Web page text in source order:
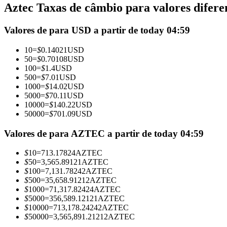
Futuros usando USDC como garantia
Copiar Trading
Junte-se aos principais traders
Aztec Taxas de câmbio para valores
Valores de para USD a partir de today 04:59
10=$0.14021USD
50=$0.70108USD
100=$1.4USD
500=$7.01USD
1000=$14.02USD
5000=$70.11USD
10000=$140.22USD
50000=$701.09USD
Valores de para AZTEC a partir de today 04:59
$10=713.17824AZTEC
$50=3,565.89121 AZTEC
$100=7,131.78242AZTEC
$500=35,658.91212AZTEC
$1000=71,317.82424AZTEC
$5000=356,589.12121 AZTEC
$10000=713,178.24242AZTEC
$50000=3,565,891.21212AZTEC